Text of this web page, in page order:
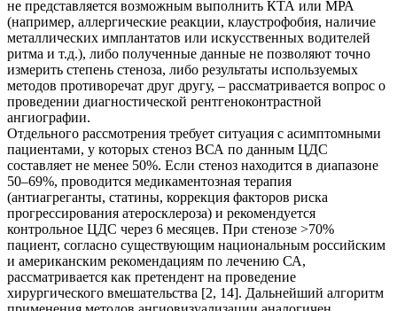
не представляется возможным выполнить КТА или МРА
(например, аллергические реакции, клаустрофобия, наличие
металлических имплантатов или искусственных водителей
ритма и т.д.), либо полученные данные не позволяют точно
измерить степень стеноза, либо результаты используемых
методов противоречат друг другу, – рассматривается вопрос о
проведении диагностической рентгеноконтрастной
ангиографии.
Отдельного рассмотрения требует ситуация с асимптомными
пациентами, у которых стеноз ВСА по данным ЦДС
составляет не менее 50%. Если стеноз находится в диапазоне
50–69%, проводится медикаментозная терапия
(антиагреганты, статины, коррекция факторов риска
прогрессирования атеросклероза) и рекомендуется
контрольное ЦДС через 6 месяцев. При стенозе >70%
пациент, согласно существующим национальным российским
и американским рекомендациям по лечению СА,
рассматривается как претендент на проведение
хирургического вмешательства [2, 14]. Дальнейший алгоритм